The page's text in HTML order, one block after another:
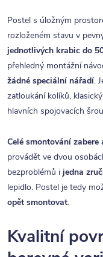
Postel s úložným
rozloženém stavu v
jednotlivých krabic do
přehledný montážní
žádné speciální nářadí.
zatloukání kolíků,
hlavních spojovacích
Celé smontování
provádět ve dvou
bezproblémů i jedna
lepidlo. Postel je tedy
opět smontovat.
Kvalitní